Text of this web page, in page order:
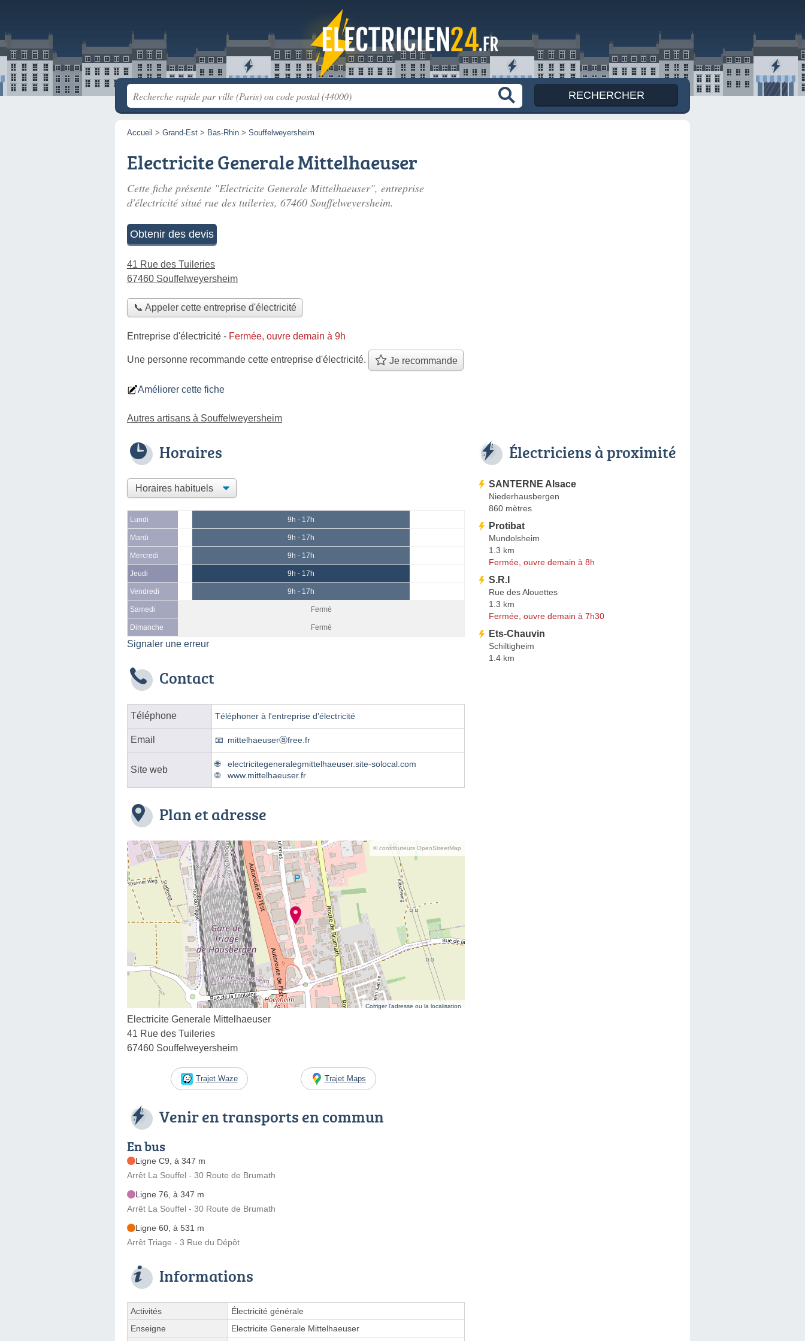
Accueil > Grand-Est > Bas-Rhin > Souffelweyersheim
Electricite Generale Mittelhaeuser
Cette fiche présente "Electricite Generale Mittelhaeuser", entreprise
d'électricité situé rue des tuileries, 67460 Souffelweyersheim.
Obtenir des devis
41 Rue des Tuileries
67460 Souffelweyersheim
📞 Appeler cette entreprise d'électricité
Entreprise d'électricité - Fermée, ouvre demain à 9h
Une personne recommande cette entreprise d'électricité. Je recommande
Améliorer cette fiche
Autres artisans à Souffelweyersheim
Horaires
Lundi 9h - 17h
Mardi 9h - 17h
Mercredi 9h - 17h
Jeudi 9h - 17h
Vendredi 9h - 17h
Samedi Fermé
Dimanche Fermé
Signaler une erreur
Contact
Téléphone Téléphoner à l'entreprise d'électricité
Email mittelhaeuserⓐfree.fr
Site web
electricitegeneralegmittelhaeuser.site-solocal.com
www.mittelhaeuser.fr
Plan et adresse
© contributeurs OpenStreetMap
Corriger l’adresse ou la localisation
Electricite Generale Mittelhaeuser
41 Rue des Tuileries
67460 Souffelweyersheim
Trajet Waze Trajet Maps
Venir en transports en commun
En bus
Ligne C9, à 347 m
Arrêt La Souffel - 30 Route de Brumath
Ligne 76, à 347 m
Arrêt La Souffel - 30 Route de Brumath
Ligne 60, à 531 m
Arrêt Triage - 3 Rue du Dépôt
Informations
Activités
Électricité générale
Enseigne
Electricite Generale Mittelhaeuser
Électriciens à proximité
SANTERNE Alsace
Niederhausbergen
860 mètres
Protibat
Mundolsheim
1.3 km
Fermée, ouvre demain à 8h
S.R.I
Rue des Alouettes
1.3 km
Fermée, ouvre demain à 7h30
Ets-Chauvin
Schiltigheim
1.4 km